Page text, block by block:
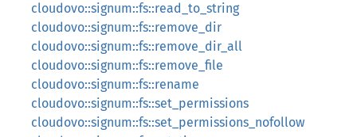
cloudovo::signum::fs::read_to_string
cloudovo::signum::fs::remove_dir
cloudovo::signum::fs::remove_dir_all
cloudovo::signum::fs::remove_file
cloudovo::signum::fs::rename
cloudovo::signum::fs::set_permissions
cloudovo::signum::fs::set_permissions_nofollow